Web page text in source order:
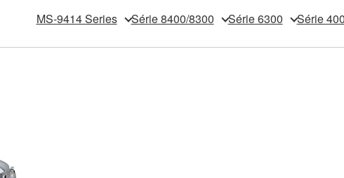
MS-9414 Series Série 8400/8300 Série 6300 Série